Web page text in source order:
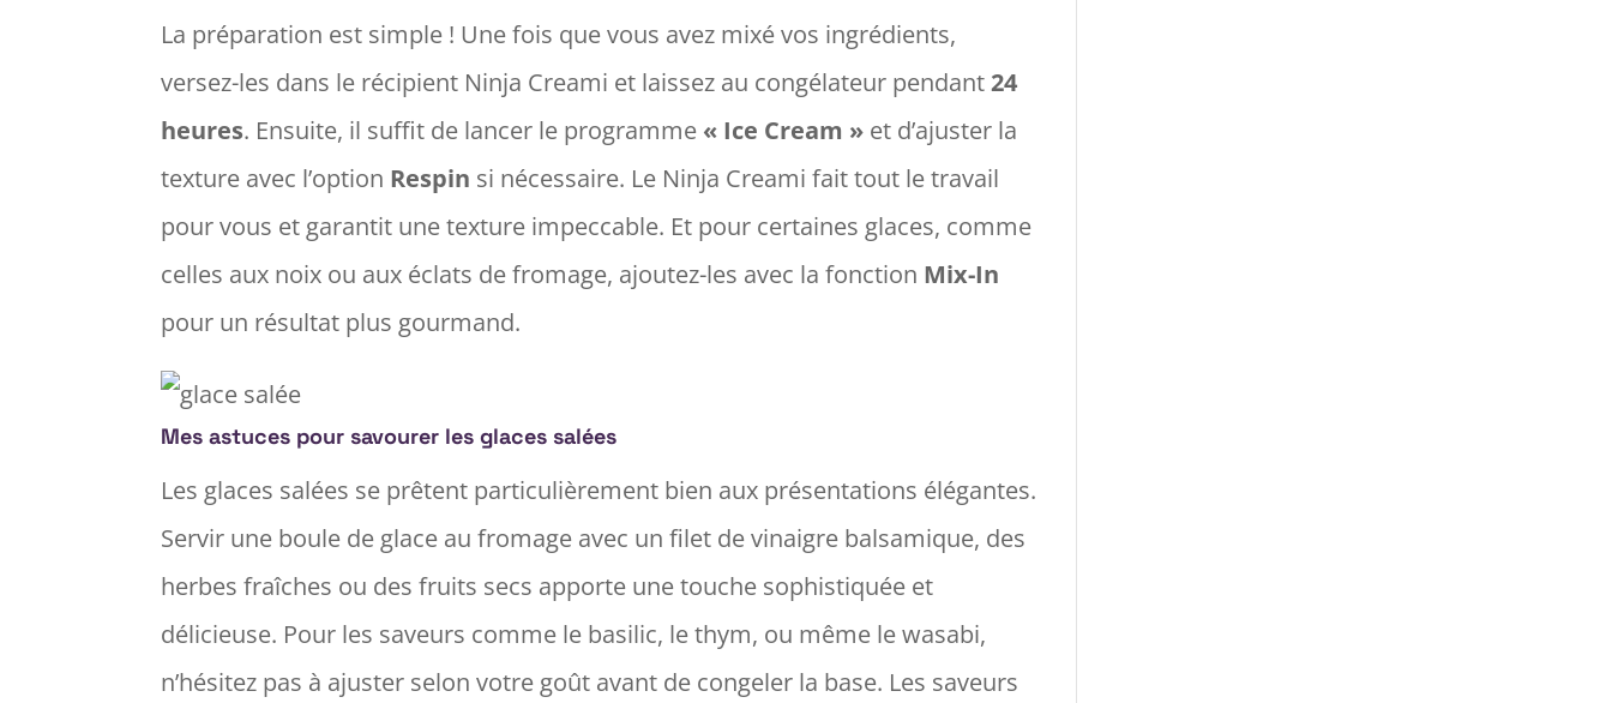
La préparation est simple ! Une fois que vous avez mixé vos ingrédients,
versez-les dans le récipient Ninja Creami et laissez au congélateur pendant24
heures. Ensuite, il suffit de lancer le programme « Ice Cream » et d’ajuster la
texture avec l’option Respin si nécessaire. Le Ninja Creami fait tout le travail
pour vous et garantit une texture impeccable. Et pour certaines glaces, comme
celles aux noix ou aux éclats de fromage, ajoutez-les avec la fonction Mix-In
pour un résultat plus gourmand.
Mes astuces pour savourer les glaces salées
Les glaces salées se prêtent particulièrement bien aux présentations élégantes.
Servir une boule de glace au fromage avec un filet de vinaigre balsamique, des
herbes fraîches ou des fruits secs apporte une touche sophistiquée et
délicieuse. Pour les saveurs comme le basilic, le thym, ou même le wasabi,
n’hésitez pas à ajuster selon votre goût avant de congeler la base. Les saveurs